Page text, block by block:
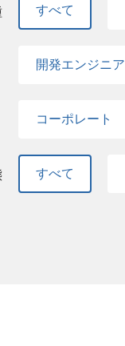
すべて
開発エンジニア
コーポレート
すべて